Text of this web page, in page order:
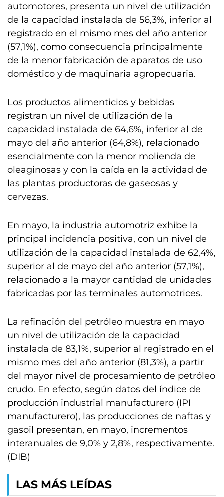
automotores, presenta un nivel de utilización
de la capacidad instalada de 56,3%, inferior al
registrado en el mismo mes del año anterior
(57,1%), como consecuencia principalmente
de la menor fabricación de aparatos de uso
doméstico y de maquinaria agropecuaria.
Los productos alimenticios y bebidas
registran un nivel de utilización de la
capacidad instalada de 64,6%, inferior al de
mayo del año anterior (64,8%), relacionado
esencialmente con la menor molienda de
oleaginosas y con la caída en la actividad de
las plantas productoras de gaseosas y
cervezas.
En mayo, la industria automotriz exhibe la
principal incidencia positiva, con un nivel de
utilización de la capacidad instalada de 62,4%,
superior al de mayo del año anterior (57,1%),
relacionado a la mayor cantidad de unidades
fabricadas por las terminales automotrices.
La refinación del petróleo muestra en mayo
un nivel de utilización de la capacidad
instalada de 83,1%, superior al registrado en el
mismo mes del año anterior (81,3%), a partir
del mayor nivel de procesamiento de petróleo
crudo. En efecto, según datos del índice de
producción industrial manufacturero (IPI
manufacturero), las producciones de naftas y
gasoil presentan, en mayo, incrementos
interanuales de 9,0% y 2,8%, respectivamente.
(DIB)
LAS MÁS LEÍDAS